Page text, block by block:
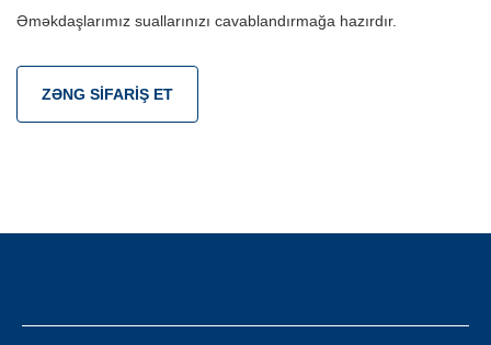
Əməkdaşlarımız suallarınızı cavablandırmağa hazırdır.
ZƏNG SIFARIŞ ET